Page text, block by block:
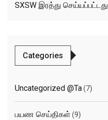
SXSW இரத்து செய்யப்பட்டது
Categories
Uncategorized @ta(7)
பயண செய்திகள் (9)